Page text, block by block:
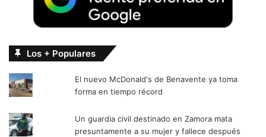
Los + Populares
El nuevo McDonald's de Benavente ya toma
forma en tiempo récord
Un guardia civil destinado en Zamora mata
presuntamente a su mujer y fallece después